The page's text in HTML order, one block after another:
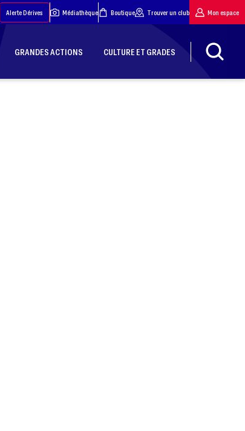
Alerte Dérives Médiathèque Boutique Trouver un club Mon espace
GRANDES ACTIONS CULTURE ET GRADES